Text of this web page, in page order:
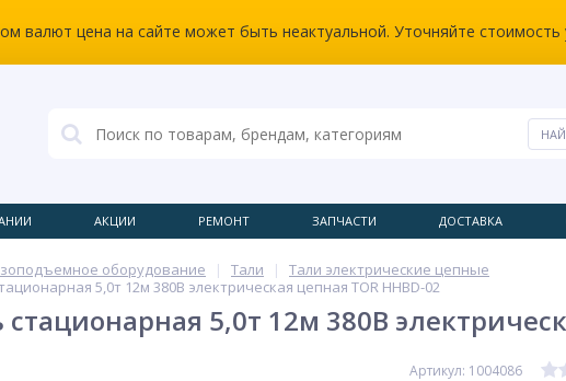
валют цена на сайте может быть неактуальной. Уточняйте
АКЦИИ РЕМОНТ ЗАПЧАСТИ ДОСТАВКА
оборудование Тали
Тали электрические цепные
5,0т 12м 380В электрическая цепная TOR HHBD-02
стационарная 5,0т 12м 380В
Артикул: 1004086